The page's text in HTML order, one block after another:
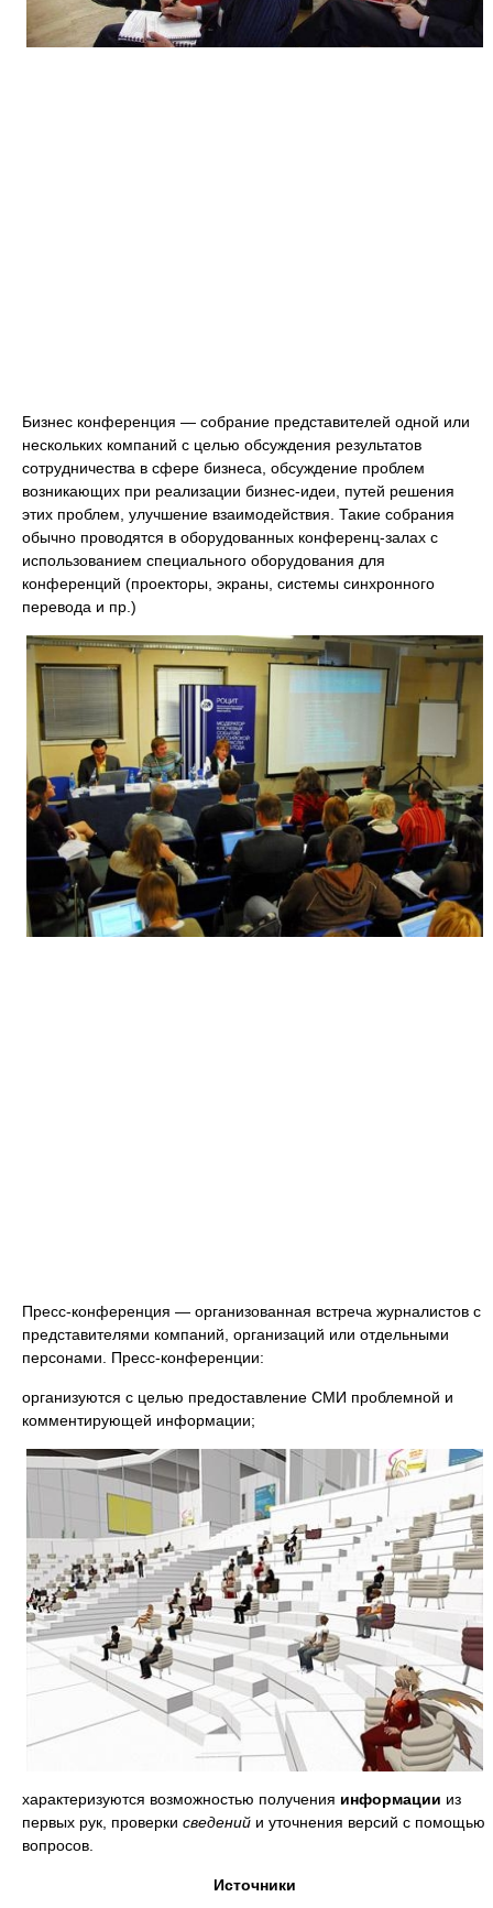
Бизнес конференция — собрание представителей одной или
нескольких компаний с целью обсуждения результатов
сотрудничества в сфере бизнеса, обсуждение проблем
возникающих при реализации бизнес-идеи, путей решения
этих проблем, улучшение взаимодействия. Такие собрания
обычно проводятся в оборудованных конференц-залах с
использованием специального оборудования для
конференций (проекторы, экраны, системы синхронного
перевода и пр.)
Пресс-конференция — организованная встреча журналистов с
представителями компаний, организаций или отдельными
персонами. Пресс-конференции:
организуются с целью предоставление СМИ проблемной и
комментирующей информации;
характеризуются возможностью получения информации из
первых рук, проверки сведений и уточнения версий с помощью
вопросов.
Источники